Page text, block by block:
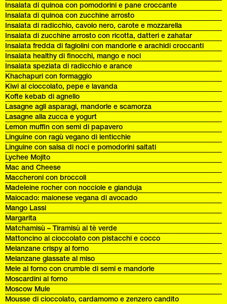
Insalata di quinoa con pomodorini e pane croccante
Insalata di quinoa con zucchine arrosto
Insalata di radicchio, cavolo nero, carote e mozzarella
Insalata di zucchine arrosto con ricotta, datteri e zahatar
Insalata fredda di fagiolini con mandorle e arachidi croccanti
Insalata healthy di finocchi, mango e noci
Insalata speziata di radicchio e arance
Khachapuri con formaggio
Kiwi al cioccolato, pepe e lavanda
Kofte kebab di agnello
Lasagne agli asparagi, mandorle e scamorza
Lasagne alla zucca e yogurt
Lemon muffin con semi di papavero
Linguine con ragù vegano di lenticchie
Linguine con salsa di noci e pomodorini saltati
Lychee Mojito
Mac and Cheese
Maccheroni con broccoli
Madeleine rocher con nocciole e gianduja
Maiocado: maionese vegana di avocado
Mango Lassi
Margarita
Matchamisù – Tiramisù al tè verde
Mattoncino al cioccolato con pistacchi e cocco
Melanzane crispy al forno
Melanzane glassate al miso
Mele al forno con crumble di semi e mandorle
Moscardini al forno
Moscow Mule
Mousse di cioccolato, cardamomo e zenzero candito